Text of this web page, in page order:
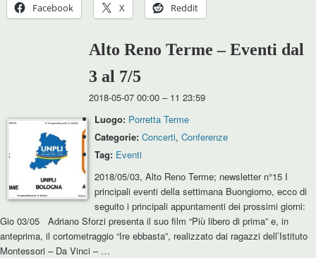
Facebook X Reddit
Alto Reno Terme – Eventi dal
3 al 7/5
2018-05-07 00:00 – 11 23:59
Luogo: Porretta Terme
Categorie: Concerti, Conferenze
Tag: Eventi
2018/05/03, Alto Reno Terme; newsletter n°15 I
principali eventi della settimana Buongiorno, ecco di
seguito i principali appuntamenti dei prossimi giorni:
Gio 03/05 Adriano Sforzi presenta il suo film “Più libero di prima” e, in
anteprima, il cortometraggio “Ire ebbasta”, realizzato dai ragazzi dell’Istituto
Montessori – Da Vinci – …